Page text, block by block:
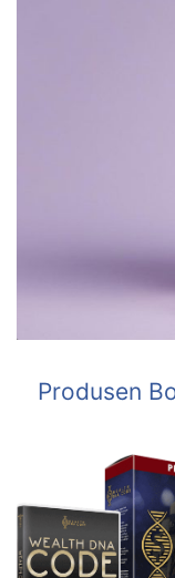
Produsen